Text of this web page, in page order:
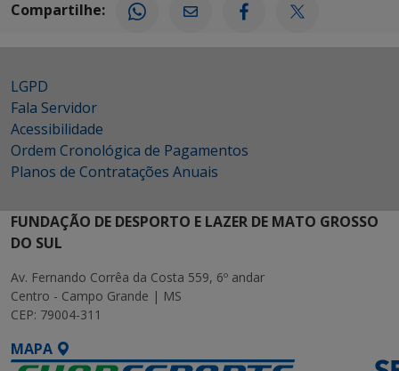
Compartilhe:
LGPD
Fala Servidor
Acessibilidade
Ordem Cronológica de Pagamentos
Planos de Contratações Anuais
FUNDAÇÃO DE DESPORTO E LAZER DE MATO GROSSO
DO SUL
Av. Fernando Corrêa da Costa 559, 6º andar
Centro - Campo Grande | MS
CEP: 79004-311
MAPA